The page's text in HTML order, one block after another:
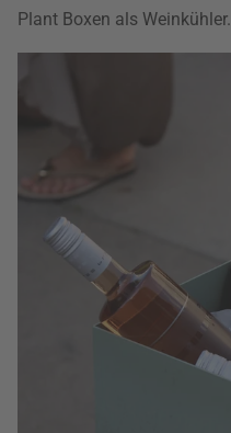
Plant Boxen als Weinkühler.